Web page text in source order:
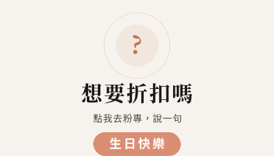
7-11超商取貨 付款（約4-5天送達）
7-11超商取貨不付款 （約4-5天送達）
宅配到府（金門／馬祖／澎湖 外島地區除外）
金門／馬祖／澎湖 等外島地區（郵寄）
港澳地區（順豐運費到付）
付款方式
信用卡付款（SHOPLINE Pay）
Apple Pay
7-11 超商取貨付款
LINE Pay